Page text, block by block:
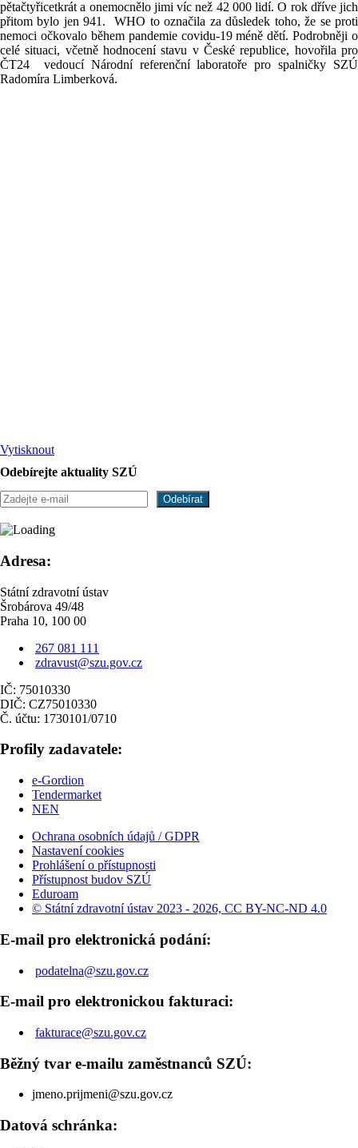
pětačtyřicetkrát a onemocnělo jimi vícnež 42 000 lidí. O rok dříve jich
přitombylo jen941. WHO to označila zadůsledek toho,že seproti
nemoci očkovalo během pandemie covidu-19ménědětí.Podrobněji o
celé situaci, včetně hodnocení stavu v České republice, hovořila pro
ČT24 vedoucí Národní referenčnílaboratořeprospalničky SZÚ
Radomíra Limberková.
Vytisknout
Odebírejte aktuality SZÚ
Adresa:
Státní zdravotní ústav
Šrobárova 49/48
Praha 10, 100 00
267 081 111
zdravust@szu.gov.cz
IČ: 75010330
DIČ: CZ75010330
Č. účtu: 1730101/0710
Profily zadavatele:
e-Gordion
Tendermarket
NEN
Ochrana osobních údajů / GDPR
Nastavení cookies
Prohlášení o přístupnosti
Přístupnost budov SZÚ
Eduroam
© Státní zdravotní ústav 2023 - 2026, CC BY-NC-ND 4.0
E-mail pro elektronická podání:
podatelna@szu.gov.cz
E-mail pro elektronickou fakturaci:
fakturace@szu.gov.cz
Běžný tvar e-mailu zaměstnanců SZÚ:
jmeno.prijmeni@szu.gov.cz
Datová schránka: